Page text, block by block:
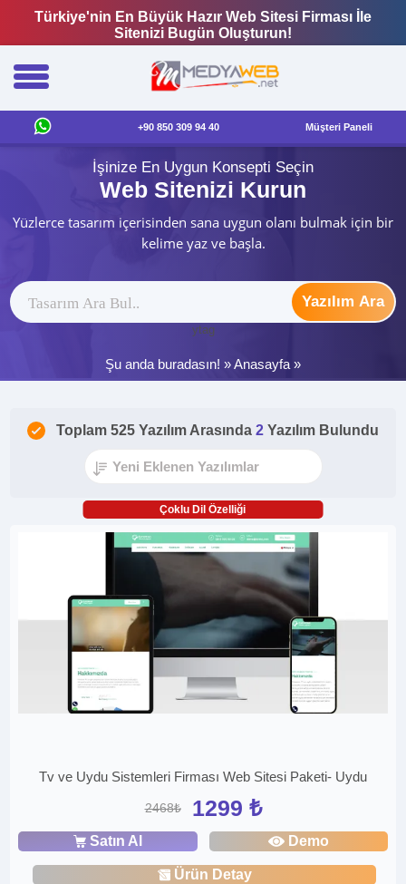
Türkiye'nin En Büyük Hazır Web Sitesi Firması İle
Sitenizi Bugün Oluşturun!
+90 850 309 94 40 Müşteri Paneli
İşinize En Uygun Konsepti Seçin
Web Sitenizi Kurun
Yüzlerce tasarım içerisinden sana uygun olanı bulmak için bir
kelime yaz ve başla.
Yazılım Ara
ytag
Şu anda buradasın! »Anasayfa »
Toplam 525 Yazılım Arasında 2 Yazılım Bulundu
Çoklu Dil Özelliği
Tv ve Uydu Sistemleri Firması Web Sitesi Paketi- Uydu
2468₺ 1299 ₺
Satın Al Demo
Ürün Detay